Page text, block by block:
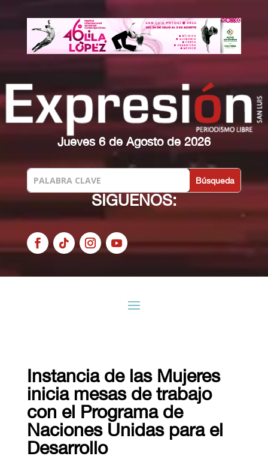
Jueves 6 de Agosto de 2026
SIGUENOS:
Instancia de las Mujeres
inicia mesas de trabajo
con el Programa de
Naciones Unidas para el
Desarrollo